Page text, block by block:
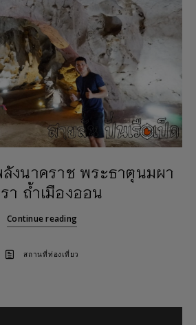
งนาคราช พระธาตุนมผา
า ถ้ำเมืองออน
Continue reading
สถานที่ท่องเที่ยว